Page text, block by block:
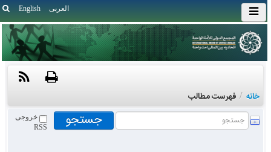
English العربی
خانه / فهرست مطالب
خروجی
RSS